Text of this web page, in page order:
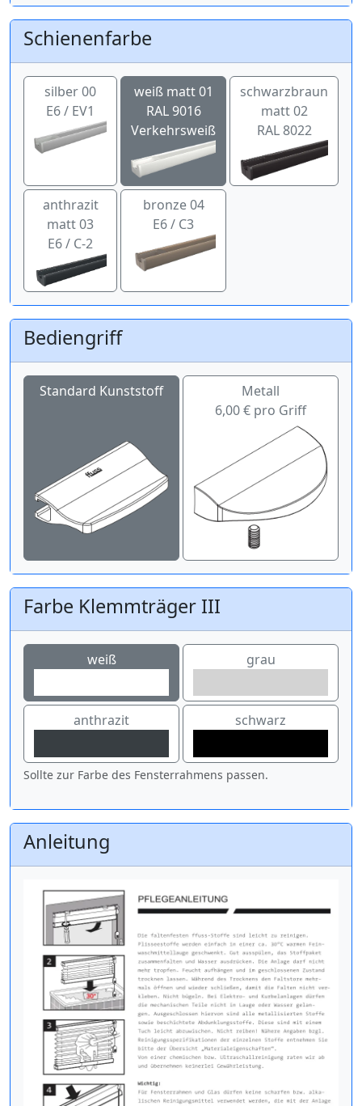
Schienenfarbe
silber 00
E6 / EV1
weiß matt 01
RAL 9016
Verkehrsweiß
schwarzbraun
matt 02
RAL 8022
anthrazit
matt 03
E6 / C-2
bronze 04
E6 / C3
Bediengriff
Standard Kunststoff
Metall
6,00 € pro Griff
Farbe Klemmträger III
weiß grau
anthrazit schwarz
Sollte zur Farbe des Fensterrahmens passen.
Anleitung